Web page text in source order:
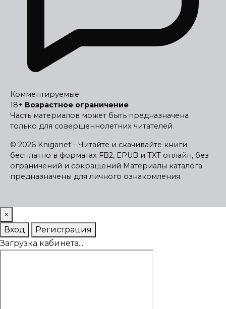
Комментируемые
18+ Возрастное ограничение
Часть материалов может быть предназначена
только для совершеннолетних читателей.
© 2026 Kniganet - Читайте и скачивайте книги
бесплатно в форматах FB2, EPUB и TXT онлайн, без
ограничений и сокращений Материалы каталога
предназначены для личного ознакомления.
×
Вход
Регистрация
Загрузка кабинета...